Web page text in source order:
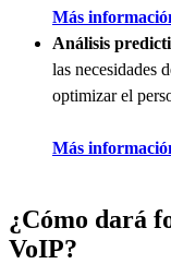
Más
Análisis
las necesidades
optimizar el
Más
¿Cómo dará
VoIP?